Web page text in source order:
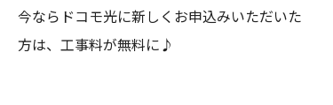
今ならドコモ光に新しくお申込みいただいた
方は、工事料が無料に♪